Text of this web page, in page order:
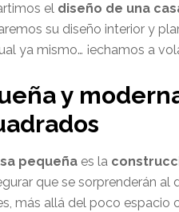
el diseño de una
su diseño interior y
ya mismo… ¡echamos a
y
pequeña es la
que se sorprenderán al
más allá del poco